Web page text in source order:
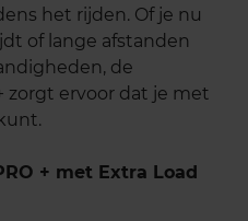
het rijden. Of je nu
of lange afstanden
de
zorgt ervoor dat je met
+ met Extra Load